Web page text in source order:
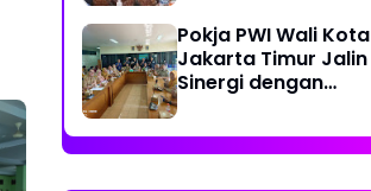
Hutan
Pokja PWI Wali Kota
Jakarta Timur Jalin
Sinergi dengan
untuk Perkuat
Publikasi Informasi